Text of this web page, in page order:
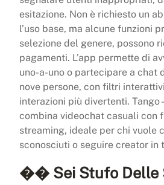
esitazione. Non è richiesto un
l’uso base, ma alcune funzioni
selezione del genere, possono
pagamenti. L’app permette di
uno-a-uno o partecipare a chat
nove persone, con filtri
interazioni più divertenti. Tango
combina videochat casuali con
streaming, ideale per chi vuole
sconosciuti o seguire creator in
�� Sei Stufo Delle